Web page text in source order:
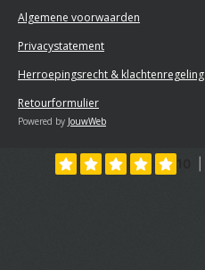
Algemene voorwaarden
Privacystatement
Herroepingsrecht & klachtenregeling
Retourformulier
Powered by JouwWeb